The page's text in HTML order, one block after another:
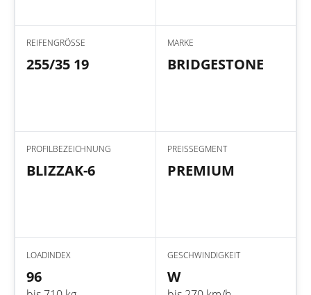
REIFENGRÖSSE
255/35 19
MARKE
BRIDGESTONE
PROFILBEZEICHNUNG
BLIZZAK-6
PREISSEGMENT
PREMIUM
LOADINDEX
96
GESCHWINDIGKEIT
W